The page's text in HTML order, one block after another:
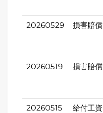
20260529 損害賠償
20260519 損害賠償
20260515
給付工資